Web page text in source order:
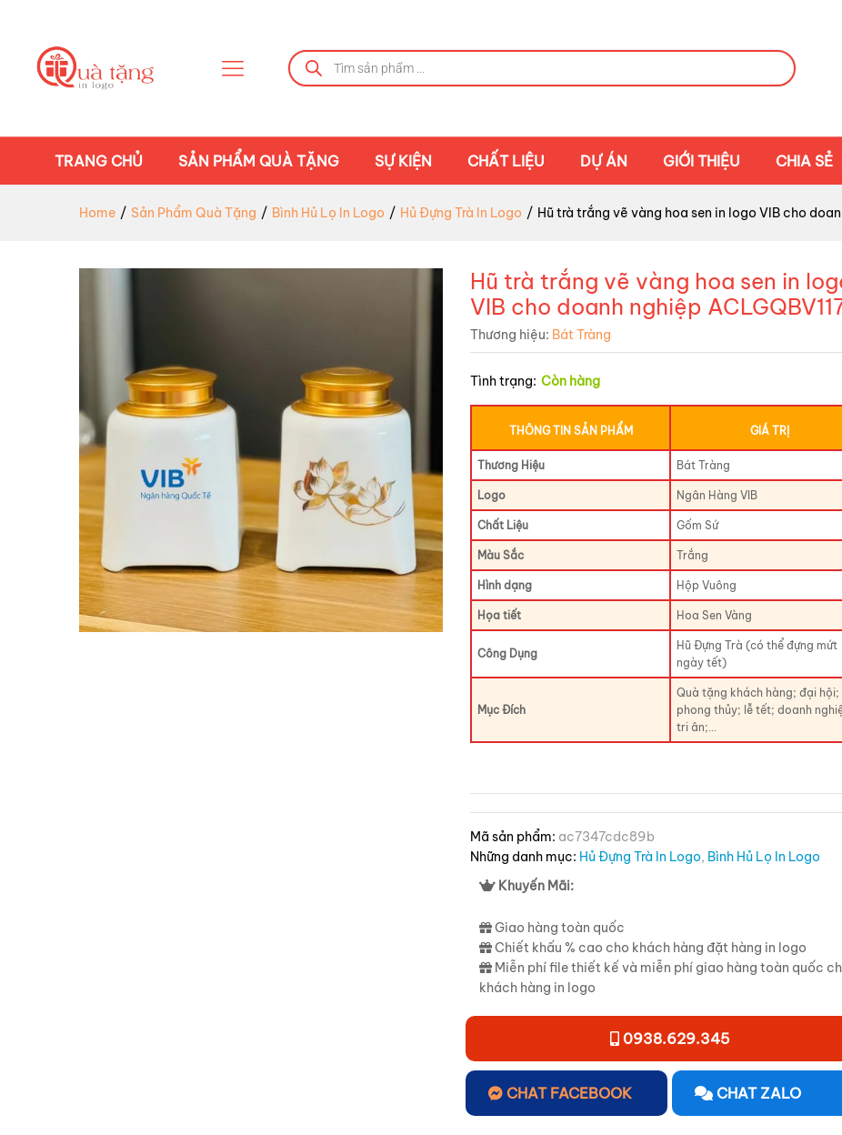
TRANG CHỦ SẢN PHẨM QUÀ TẶNG SỰ KIỆN CHẤT LIỆU DỰ ÁN GIỚI THIỆU CHIA SẺ
Home / Sản Phẩm Quà Tặng / Bình Hủ Lọ In Logo / Hủ Đựng Trà In Logo / Hũ trà trắng vẽ vàng hoa sen in logo VIB cho
Hũ trà trắng vẽ vàng hoa sen in
VIB cho doanh nghiệp
Thương hiệu: Bát Tràng
Tình trạng: Còn hàng
THÔNG TIN SẢN PHẨM GIÁ TRỊ
Thương Hiệu Bát Tràng
Logo Ngân Hàng VIB
Chất Liệu Gốm Sứ
Màu Sắc Trắng
Hình dạng Hộp Vuông
Họa tiết Hoa Sen Vàng
Công Dụng
Hũ Đựng Trà (có thể đựng mứt
ngày tết)
Mục Đích
Quà tặng khách hàng; đại hội;
phong thủy; lễ tết; doanh
tri ân;…
Mã sản phẩm: ac7347cdc89b
Những danh mục: Hủ Đựng Trà In Logo, Bình Hủ Lọ In Logo
Khuyến Mãi:
Giao hàng toàn quốc
Chiết khấu % cao cho khách hàng đặt hàng in logo
Miễn phí file thiết kế và miễn phí giao hàng toàn quốc
khách hàng in logo
0938.629.345
CHAT FACEBOOK CHAT ZALO